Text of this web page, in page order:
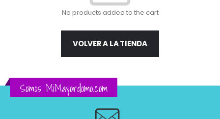
No products added to the cart
VOLVER A LA TIENDA
Somos MiMayordomo.com